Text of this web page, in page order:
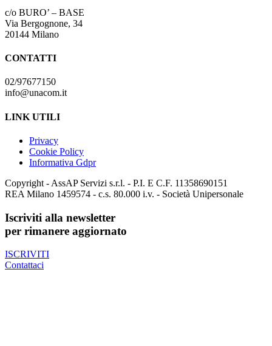
c/o BURO’ – BASE
Via Bergognone, 34
20144 Milano
CONTATTI
02/97677150
info@unacom.it
LINK UTILI
Privacy
Cookie Policy
Informativa Gdpr
Copyright - AssAP Servizi s.r.l. - P.I. E C.F. 11358690151
REA Milano 1459574 - c.s. 80.000 i.v. - Società Unipersonale
Iscriviti alla newsletter
per rimanere aggiornato
ISCRIVITI
Contattaci